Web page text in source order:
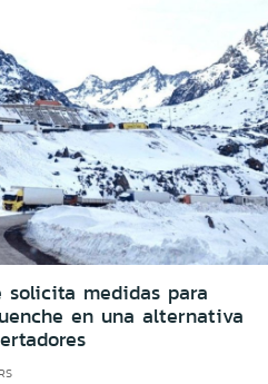
solicita medidas para
en una alternativa